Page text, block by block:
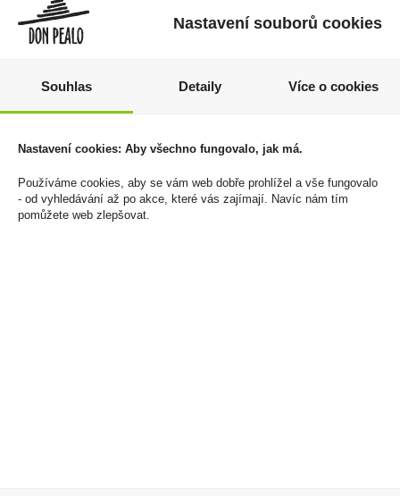
Nicotinové sáčky 77
Black Currant Medium
16mg/g
125 Kč
Gin Larios 12 0,7l
40%+1xSklo
429 Kč
Nastavení souborů cookies
Souhlas Detaily Více o cookies
Nastavení cookies: Aby všechno fungovalo, jak má.
Používáme cookies, aby se vám web dobře prohlížel a vše fungovalo
- od vyhledávání až po akce, které vás zajímají. Navíc nám tím
pomůžete web zlepšovat.